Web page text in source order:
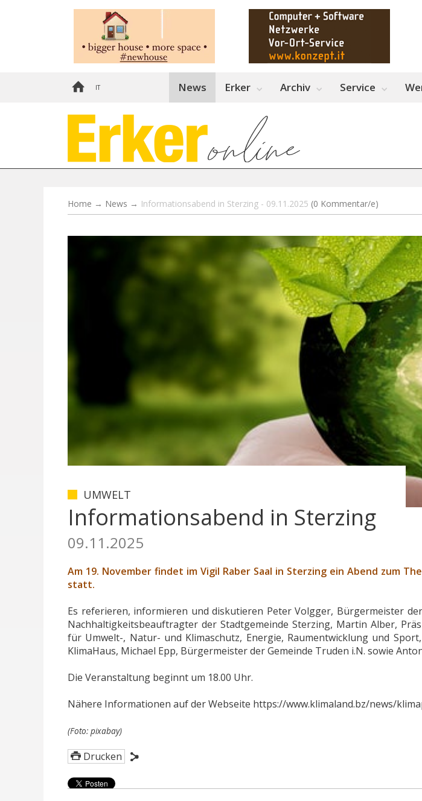
IT News Erker Archiv Service
Home → News → Informationsabend in Sterzing - 09.11.2025 (0 Kommentar/e)
UMWELT
Informationsabend in Sterzing
09.11.2025
Am 19. November findet im Vigil Raber Saal in Sterzing ein Abend zum
statt.
Es referieren, informieren und diskutieren Peter Volgger, Bürgermeister
Nachhaltigkeitsbeauftragter der Stadtgemeinde Sterzing, Martin Alber,
für Umwelt-, Natur- und Klimaschutz, Energie, Raumentwicklung und
KlimaHaus, Michael Epp, Bürgermeister der Gemeinde Truden i.N. sowie
Die Veranstaltung beginnt um 18.00 Uhr.
Nähere Informationen auf der Webseite https://www.klimaland.bz/news/
(Foto: pixabay)
Drucken